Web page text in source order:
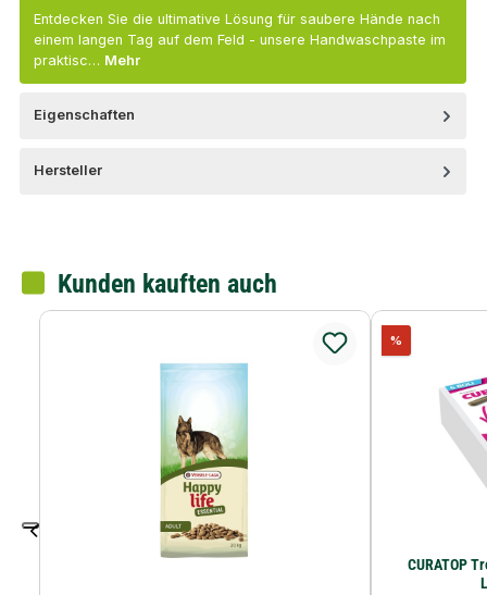
Entdecken Sie die ultimative Lösung für saubere Hände nach
einem langen Tag auf dem Feld - unsere Handwaschpaste im
praktisc… Mehr
Eigenschaften
Hersteller
Kunden kauften auch
%Rabatt
CURATOP